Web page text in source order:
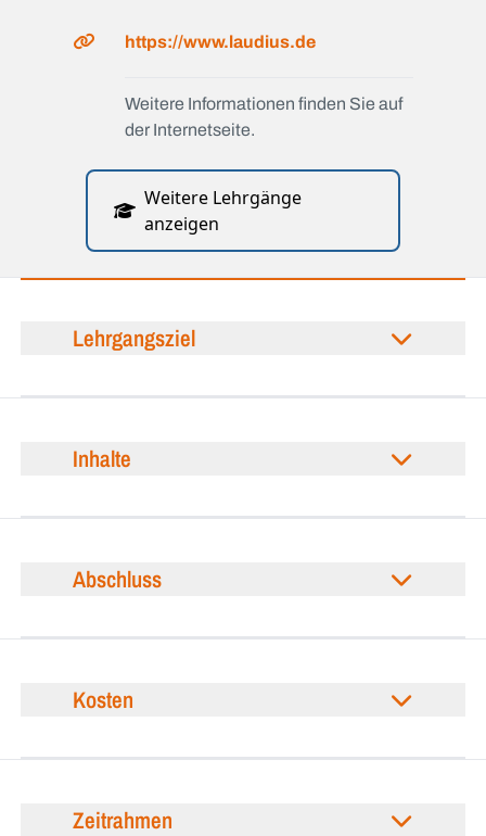
https://www.laudius.de
Weitere Informationen finden Sie auf
der Internetseite.
Weitere Lehrgänge
anzeigen
Lehrgangsziel
Inhalte
Abschluss
Kosten
Zeitrahmen